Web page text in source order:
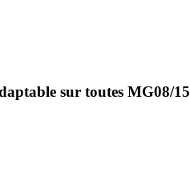
sur toutes MG08/15